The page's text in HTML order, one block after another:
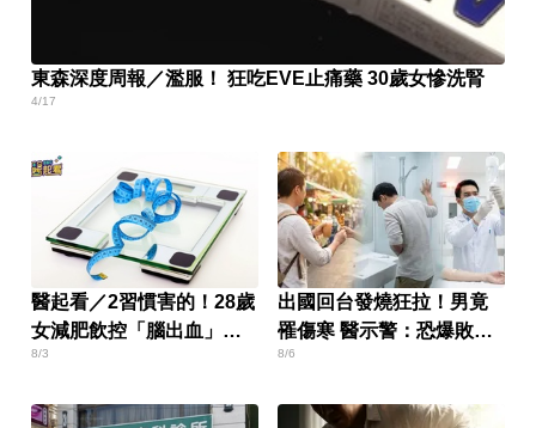
東森深度周報／濫服！ 狂吃EVE止痛藥 30歲女慘洗腎
4/17
醫起看／2習慣害的！28歲
女減肥飲控「腦出血」猝
死
8/3
出國回台發燒狂拉！男竟
罹傷寒 醫示警：恐爆敗血
症
8/6